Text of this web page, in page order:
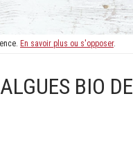
En savoir plus ou s'opposer.
BIO DE